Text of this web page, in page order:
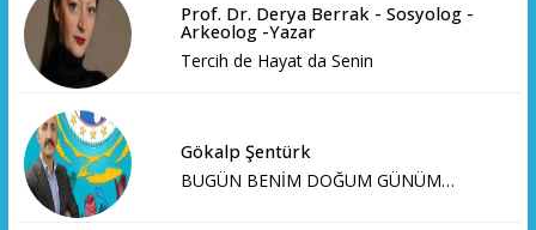
Prof. Dr. Derya Berrak - Sosyolog -
Arkeolog -Yazar
Tercih de Hayat da Senin
Gökalp Şentürk
BUGÜN BENİM DOĞUM GÜNÜM…